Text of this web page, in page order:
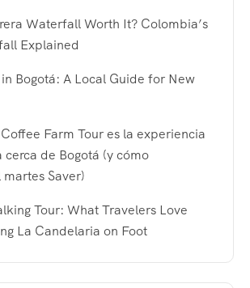
Waterfall Worth It? Colombia’s
Explained
Bogotá: A Local Guide for New
Farm Tour es la experiencia
cerca de Bogotá (y cómo
Saver)
Tour: What Travelers Love
La Candelaria on Foot